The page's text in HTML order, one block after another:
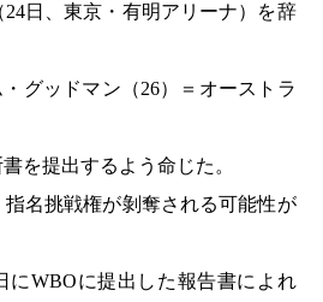
日、東京・有明アリーナ）を辞
グッドマン（26）＝オーストラ
を提出するよう命じた。
名挑戦権が剝奪される可能性が
にWBOに提出した報告書によれ